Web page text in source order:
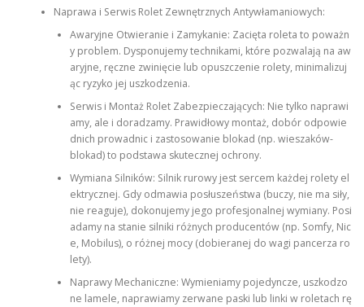
Naprawa i Serwis Rolet Zewnętrznych Antywłamaniowych:
Awaryjne Otwieranie i Zamykanie: Zacięta roleta to poważn
y problem. Dysponujemy technikami, które pozwalają na aw
aryjne, ręczne zwinięcie lub opuszczenie rolety, minimalizuj
ąc ryzyko jej uszkodzenia.
Serwis i Montaż Rolet Zabezpieczających: Nie tylko naprawi
amy, ale i doradzamy. Prawidłowy montaż, dobór odpowie
dnich prowadnic i zastosowanie blokad (np. wieszaków-
blokad) to podstawa skutecznej ochrony.
Wymiana Silników: Silnik rurowy jest sercem każdej rolety el
ektrycznej. Gdy odmawia posłuszeństwa (buczy, nie ma siły,
nie reaguje), dokonujemy jego profesjonalnej wymiany. Posi
adamy na stanie silniki różnych producentów (np. Somfy, Nic
e, Mobilus), o różnej mocy (dobieranej do wagi pancerza ro
lety).
Naprawy Mechaniczne: Wymieniamy pojedyncze, uszkodzo
ne lamele, naprawiamy zerwane paski lub linki w roletach rę